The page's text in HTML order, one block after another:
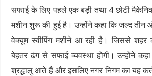
सफाई के लिए पहले एक बड़ी तथा 4 छोटी
मशीन शुरू की हुई है। उन्होंने कहा कि जल्द तीन
वेक्यूम स्वीपिंग मशीने आ रही है। जिससे
बेहतर ढंग से सफाई व्यवस्था होगी। उन्होंने
श्रद्धालु आते हैं और इसलिए नगर निगम का यह